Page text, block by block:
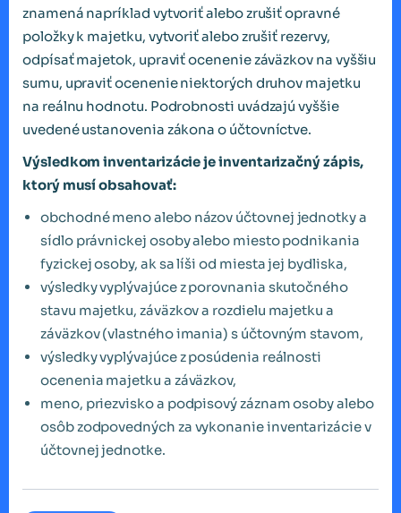
znamená napríklad vytvoriť alebo zrušiť opravné
položky k majetku, vytvoriť alebo zrušiť rezervy,
odpísať majetok, upraviť ocenenie záväzkov na vyššiu
sumu, upraviť ocenenie niektorých druhov majetku
na reálnu hodnotu. Podrobnosti uvádzajú vyššie
uvedené ustanovenia zákona o účtovníctve.
Výsledkom inventarizácie je inventarizačný zápis,
ktorý musí obsahovať:
obchodné meno alebo názov účtovnej jednotky a
sídlo právnickej osoby alebo miesto podnikania
fyzickej osoby, ak sa líši od miesta jej bydliska,
výsledky vyplývajúce z porovnania skutočného
stavu majetku, záväzkov a rozdielu majetku a
záväzkov (vlastného imania) s účtovným stavom,
výsledky vyplývajúce z posúdenia reálnosti
ocenenia majetku a záväzkov,
meno, priezvisko a podpisový záznam osoby alebo
osôb zodpovedných za vykonanie inventarizácie v
účtovnej jednotke.